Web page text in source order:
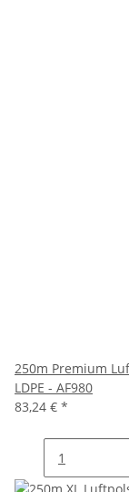
250m Premium
LDPE - AF980
83,24 € *